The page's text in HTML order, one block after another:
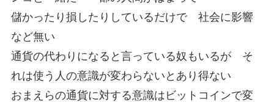
儲かったり損したりしているだけで 社会に影響
など無い
通貨の代わりになると言っている奴もいるが そ
れは使う人の意識が変わらないとあり得ない
おまえらの通貨に対する意識はビットコインで変